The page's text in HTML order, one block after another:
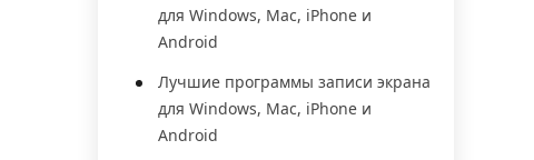
для Windows, Mac, iPhone и
Android
Лучшие программы записи экрана
для Windows, Mac, iPhone и
Android